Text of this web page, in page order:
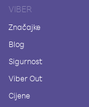
VIBER
Značajke
Blog
Sigurnost
Viber Out
Cijene